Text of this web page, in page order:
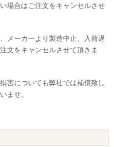
場合はご注文をキャンセルさせ
メーカーより製造中止、入荷遅
文をキャンセルさせて頂きま
害についても弊社では補償致し
ませ。